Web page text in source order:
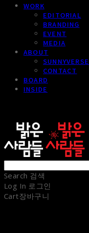
WORK
EDITORIAL
BRANDING
EVENT
MEDIA
ABOUT
SUNNYVERSE
CONTACT
BOARD
INSIDE
Search 검색
Log In 로그인
Cart장바구니